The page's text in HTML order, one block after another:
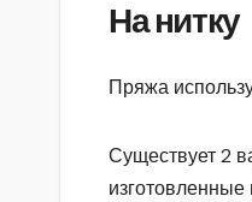
На нитку
Пряжа
Существует 2
изготовленные